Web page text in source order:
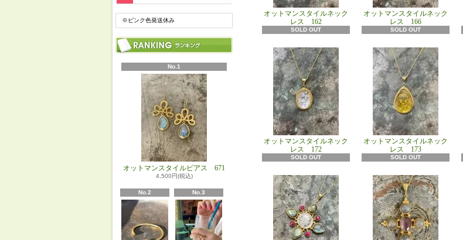
※ピンク色発送休み
No.1
オットマンスタイルピアス 671
4,500円(税込)
No.2 No.3
オットマンスタイルネック
レス 162
SOLD OUT
オットマンスタイルネック
レス 166
SOLD OUT
オットマンスタイルネック
レス 172
SOLD OUT
オットマンスタイルネック
レス 173
SOLD OUT